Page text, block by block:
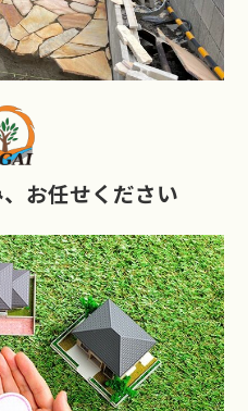
お任せください